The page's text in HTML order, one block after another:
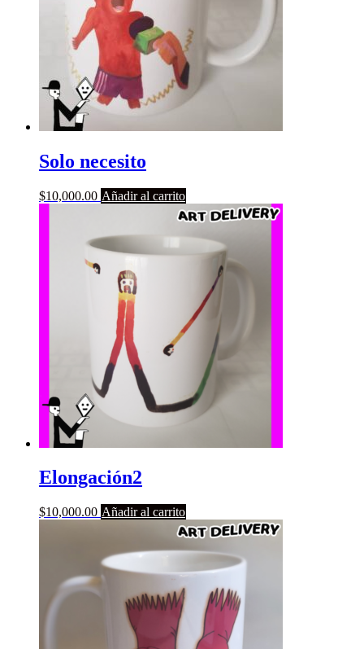
Solo necesito
$10,000.00 Añadir al carrito
Elongación2
$10,000.00 Añadir al carrito